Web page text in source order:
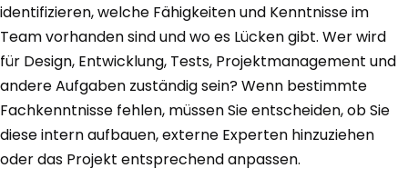
identifizieren, welche Fähigkeiten und Kenntnisse im
Team vorhanden sind und wo es Lücken gibt. Wer wird
für Design, Entwicklung, Tests, Projektmanagement und
andere Aufgaben zuständig sein? Wenn bestimmte
Fachkenntnisse fehlen, müssen Sie entscheiden, ob Sie
diese intern aufbauen, externe Experten hinzuziehen
oder das Projekt entsprechend anpassen.